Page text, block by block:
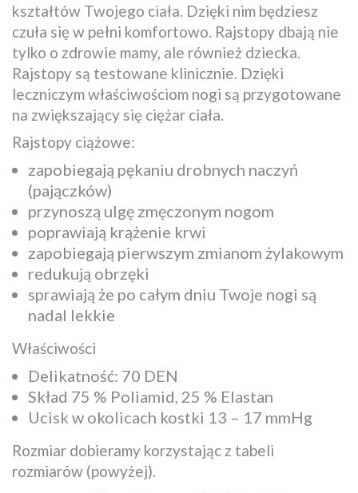
kształtów Twojego ciała. Dzięki nim będziesz
czuła się w pełni komfortowo. Rajstopy dbają nie
tylko o zdrowie mamy, ale również dziecka.
Rajstopy są testowane klinicznie. Dzięki
leczniczym właściwościom nogi są przygotowane
na zwiększający się ciężar ciała.
Rajstopy ciążowe:
zapobiegają pękaniu drobnych naczyń
(pajączków)
przynoszą ulgę zmęczonym nogom
poprawiają krążenie krwi
zapobiegają pierwszym zmianom żylakowym
redukują obrzęki
sprawiają że po całym dniu Twoje nogi są
nadal lekkie
Właściwości
Delikatność: 70 DEN
Skład 75 % Poliamid, 25 % Elastan
Ucisk w okolicach kostki 13 – 17 mmHg
Rozmiar dobieramy korzystając z tabeli
rozmiarów (powyżej).